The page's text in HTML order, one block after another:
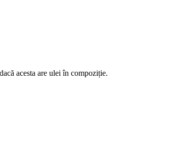
acesta are ulei în compoziție.